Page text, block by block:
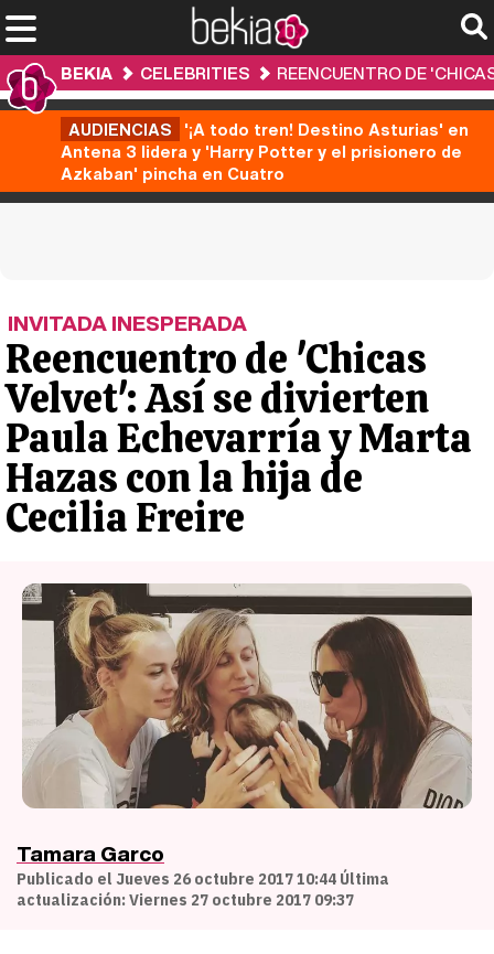
BEKIA CELEBRITIES REENCUENTRO DE
AUDIENCIAS '¡A todo tren! Destino Asturias' en
Antena 3 lidera y 'Harry Potter y el prisionero de
Azkaban' pincha en Cuatro
INVITADA INESPERADA
Reencuentro de 'Chicas
Velvet': Así se divierten
Paula Echevarría y Marta
Hazas con la hija de
Cecilia Freire
Tamara Garco
Publicado el Jueves 26 octubre 2017 10:44 Última
actualización: Viernes 27 octubre 2017 09:37